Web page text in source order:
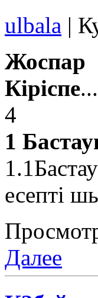
ulbala |
Жоспар
Кіріспе
4
1
есепті
Далее